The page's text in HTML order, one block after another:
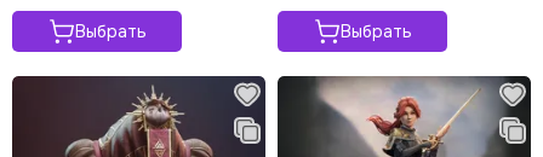
Выбрать
Выбрать